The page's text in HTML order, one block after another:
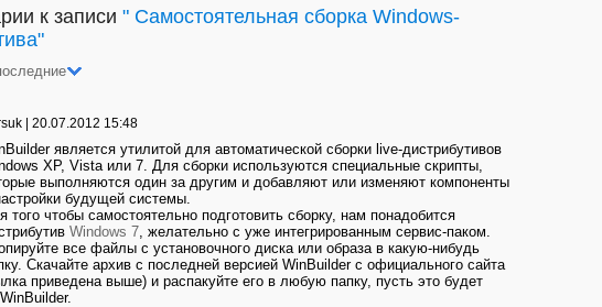
к записи " Самостоятельная сборка Windows-
"
20.07.2012 15:48
является утилитой для автоматической сборки live-дистрибутивов
XP, Vista или 7. Для сборки используются специальные скрипты,
выполняются один за другим и добавляют или изменяют компоненты
будущей системы.
того чтобы самостоятельно подготовить сборку, нам понадобится
Windows 7, желательно с уже интегрированным сервис-паком.
все файлы с установочного диска или образа в какую-нибудь
Скачайте архив с последней версией WinBuilder с официального сайта
приведена выше) и распакуйте его в любую папку, пусть это будет